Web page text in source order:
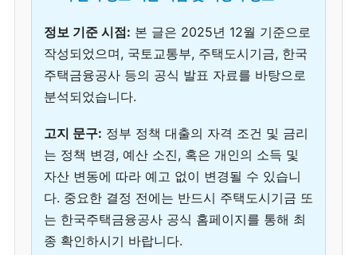
정보 기준 시점: 본 글은 2025년 12월 기준으로
작성되었으며, 국토교통부, 주택도시기금, 한국
주택금융공사 등의 공식 발표 자료를 바탕으로
분석되었습니다.
고지 문구: 정부 정책 대출의 자격 조건 및 금리
는 정책 변경, 예산 소진, 혹은 개인의 소득 및
자산 변동에 따라 예고 없이 변경될 수 있습니
다. 중요한 결정 전에는 반드시 주택도시기금 또
는 한국주택금융공사 공식 홈페이지를 통해 최
종 확인하시기 바랍니다.